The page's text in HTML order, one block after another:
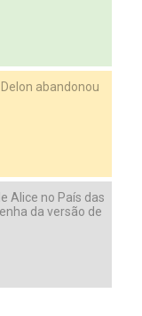
abandonou
Alice no País das
da versão de